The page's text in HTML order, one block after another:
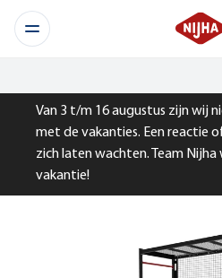
Van 3 t/m 16 augustus zijn wij
met de vakanties. Een reactie
zich laten wachten. Team
vakantie!